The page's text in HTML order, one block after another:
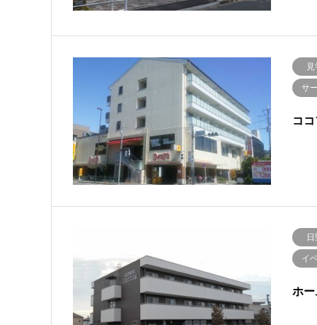
サ
コ
イ
ホ